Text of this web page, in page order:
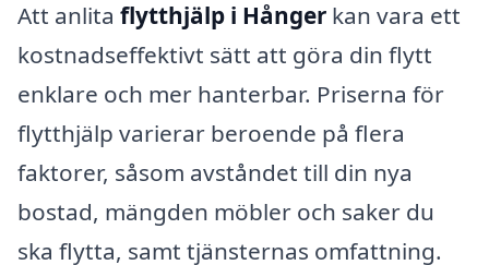
Att anlita flytthjälp i Hånger kan vara ett
kostnadseffektivt sätt att göra din flytt
enklare och mer hanterbar. Priserna för
flytthjälp varierar beroende på flera
faktorer, såsom avståndet till din nya
bostad, mängden möbler och saker du
ska flytta, samt tjänsternas omfattning.